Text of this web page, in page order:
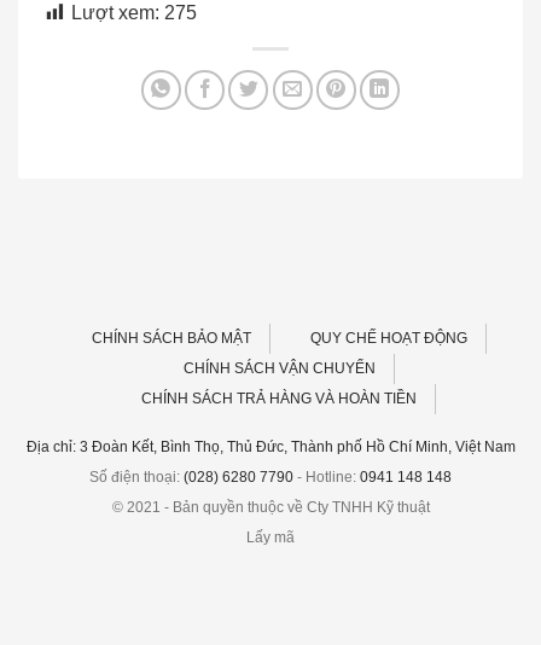
Lượt xem: 275
CHÍNH SÁCH BẢO MẬT
QUY CHẾ HOẠT ĐỘNG
CHÍNH SÁCH VẬN CHUYỂN
CHÍNH SÁCH TRẢ HÀNG VÀ HOÀN TIỀN
Địa chỉ: 3 Đoàn Kết, Bình Thọ, Thủ Đức, Thành phố Hồ Chí Minh, Việt Nam
Số điện thoại: (028) 6280 7790 - Hotline: 0941 148 148
© 2021 - Bản quyền thuộc về Cty TNHH Kỹ thuật
Lấy mã